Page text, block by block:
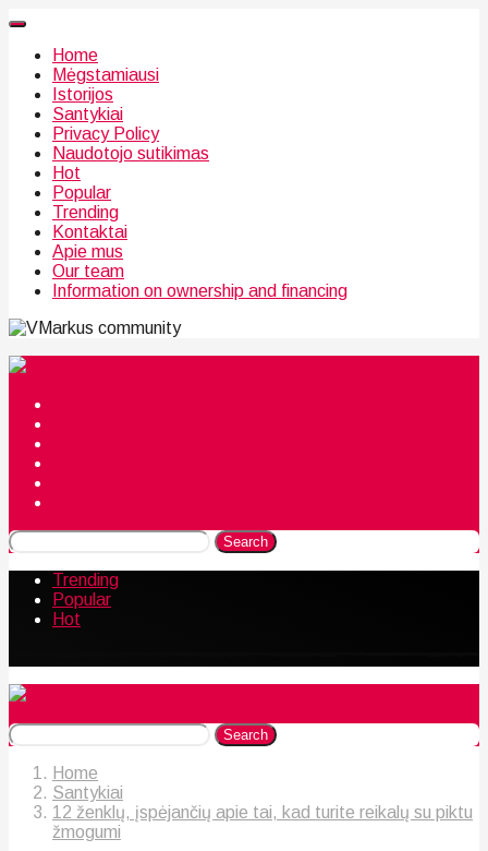
Home
Mėgstamiausi
Istorijos
Santykiai
Privacy Policy
Naudotojo sutikimas
Hot
Popular
Trending
Kontaktai
Apie mus
Our team
Information on ownership and financing
community
Search
Trending
Popular
Hot
Search
Home
Santykiai
12 ženklų, įspėjančių apie tai, kad turite reikalų su piktu
žmogumi